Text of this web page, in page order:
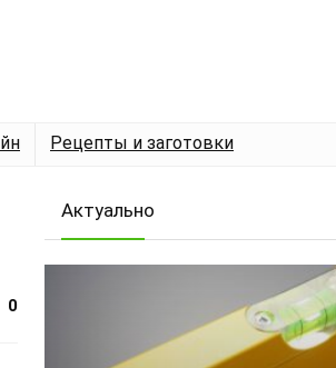
Рецепты и заготовки
0
Актуально